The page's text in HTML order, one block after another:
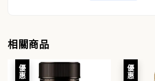
相關商品
優惠 優惠